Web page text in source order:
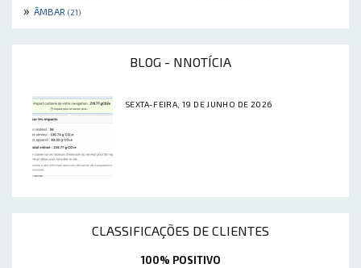
» ÂMBAR (21)
BLOG - NNOTÍCIA
SEXTA-FEIRA, 19 DE JUNHO DE 2026
CLASSIFICAÇÕES DE CLIENTES
100% POSITIVO